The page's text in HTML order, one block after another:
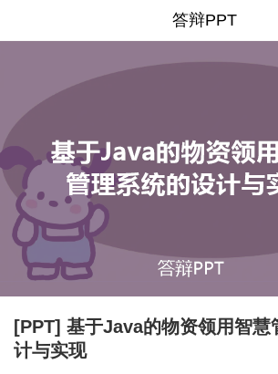
答辩PPT
[PPT] 基于Java的物资领用智慧
计与实现